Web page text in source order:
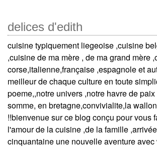
delices d'edith
cuisine typiquement liegeoise ,cuisine
,cuisine de ma mère , de ma grand mère
corse,italienne,française ,espagnole et
meilleur de chaque culture en toute
poeme,,notre univers ,notre havre de
somme, en bretagne,convivialite,la
!!bienvenue sur ce blog conçu pour vous
l'amour de la cuisine ,de la famille
cinquantaine une nouvelle aventure